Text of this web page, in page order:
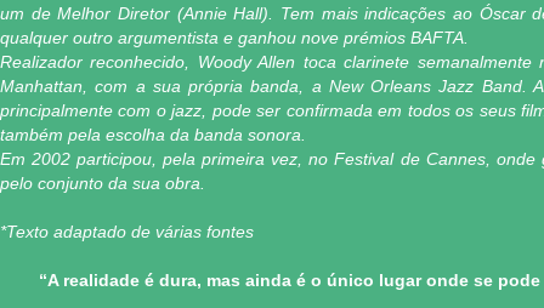
um de Melhor Diretor (Annie Hall). Tem mais indicações ao Óscar
qualquer outro argumentista e ganhou nove prémios BAFTA.
Realizador reconhecido, Woody Allen toca clarinete
Manhattan, com a sua própria banda, a New Orleans Jazz Band.
principalmente com o jazz, pode ser confirmada em todos os seus
também pela escolha da banda sonora.
Em 2002 participou, pela primeira vez, no Festival de Cannes,
pelo conjunto da sua obra.
*Texto adaptado de várias fontes
“A realidade é dura, mas ainda é o único lugar onde se